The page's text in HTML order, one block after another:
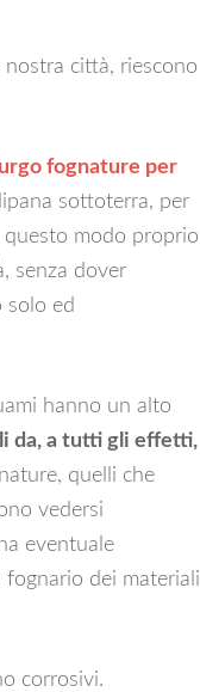
città, riescono
fognature per
sottoterra, per
modo proprio
senza dover
solo ed
hanno un alto
da, a tutti gli effetti,
quelli che
vedersi
eventuale
fognario dei materiali
corrosivi.